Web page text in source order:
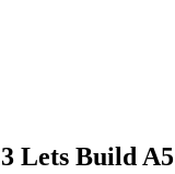
Lets Build A5